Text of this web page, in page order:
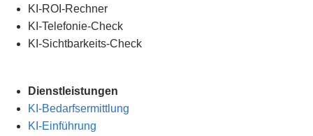
KI-ROI-Rechner
KI-Telefonie-Check
KI-Sichtbarkeits-Check
Dienstleistungen
KI-Bedarfsermittlung
KI-Einführung